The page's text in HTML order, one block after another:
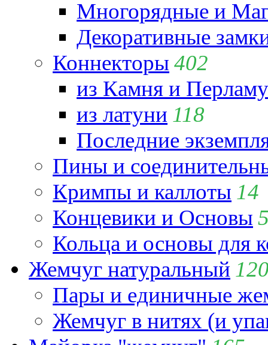
Многорядные и
Декоративные
Коннекторы 402
из Камня и
из латуни 118
Последние
Пины и
Кримпы и каллоты 14
Концевики и Основы
Кольца и основы для
Жемчуг натуральный
Пары и единичные
Жемчуг в нитях (и